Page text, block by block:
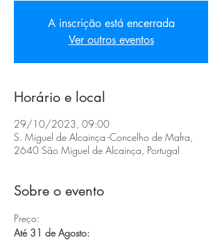
A inscrição está encerrada
Ver outros eventos
Horário e local
29/10/2023, 09:00
S. Miguel de Alcainça -Concelho de Mafra,
2640 São Miguel de Alcainça, Portugal
Sobre o evento
Preço:
Até 31 de Agosto: